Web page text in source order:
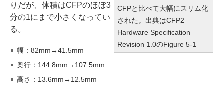
CFPと比べて大幅にスリム化
された。出典はCFP2
Hardware Specification
Revision 1.0のFigure 5-1
りだが、体積はCFPのほぼ3
分の1にまで小さくなってい
る。
幅：82mm→41.5mm
奥行：144.8mm→107.5mm
高さ：13.6mm→12.5mm